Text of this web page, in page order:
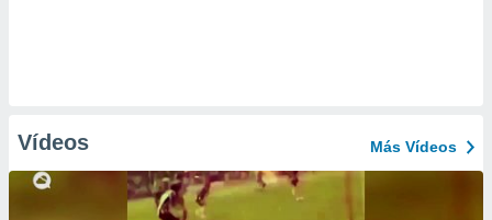
Vídeos Más Vídeos